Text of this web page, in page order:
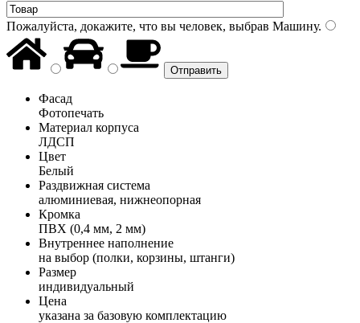
Пожалуйста, докажите, что вы человек, выбрав Машину.
Фасад
Фотопечать
Материал корпуса
ЛДСП
Цвет
Белый
Раздвижная система
алюминиевая, нижнеопорная
Кромка
ПВХ (0,4 мм, 2 мм)
Внутреннее наполнение
на выбор (полки, корзины, штанги)
Размер
индивидуальный
Цена
указана за базовую комплектацию